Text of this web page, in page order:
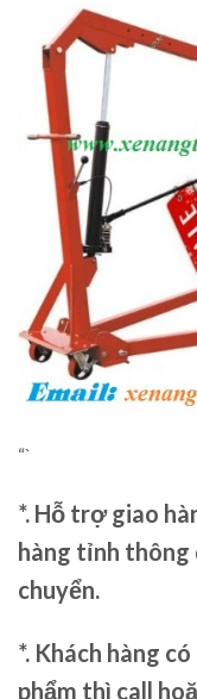
“`
*. Hỗ trợ giao
hàng tỉnh thông
chuyển.
*. Khách hàng
phẩm thì call